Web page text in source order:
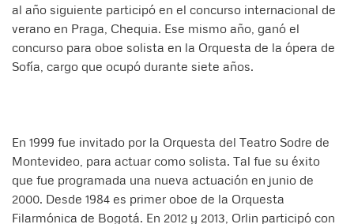
al año siguiente participó en el concurso internacional de
verano en Praga, Chequia. Ese mismo año, ganó el
concurso para oboe solista en la Orquesta de la ópera de
Sofía, cargo que ocupó durante siete años.
En 1999 fue invitado por la Orquesta del Teatro Sodre de
Montevideo, para actuar como solista. Tal fue su éxito
que fue programada una nueva actuación en junio de
2000. Desde 1984 es primer oboe de la Orquesta
Filarmónica de Bogotá. En 2012 y 2013, Orlin participó con